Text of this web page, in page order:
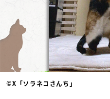
©X「ソラネコさんち」